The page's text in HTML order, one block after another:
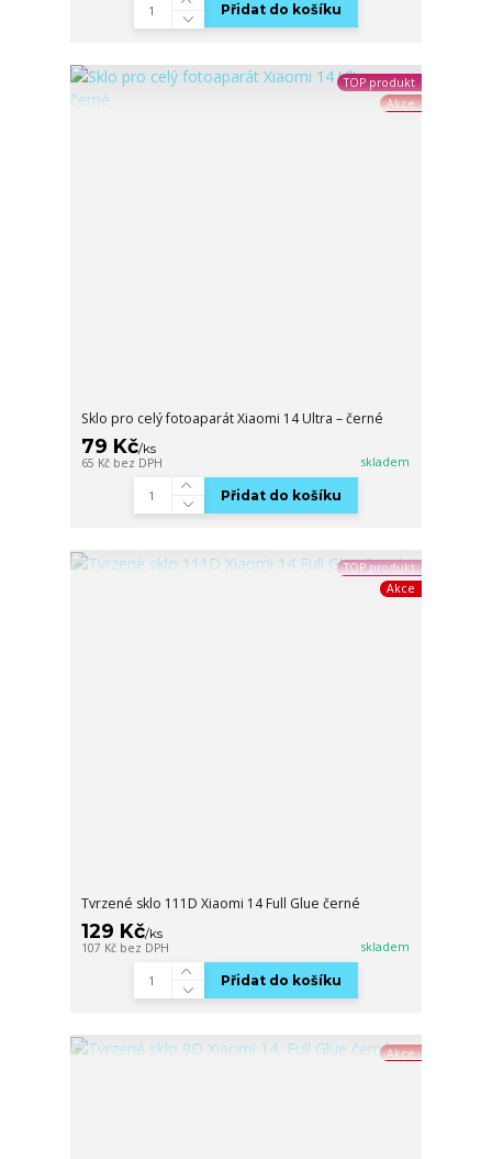
Přidat do košíku
TOP produkt
Akce
Sklo pro celý fotoaparát Xiaomi 14 Ultra – černé
79 Kč/ks
65 Kč bez DPH skladem
Přidat do košíku
TOP produkt
Akce
Tvrzené sklo 111D Xiaomi 14 Full Glue černé
129 Kč/ks
107 Kč bez DPH skladem
Přidat do košíku
Akce